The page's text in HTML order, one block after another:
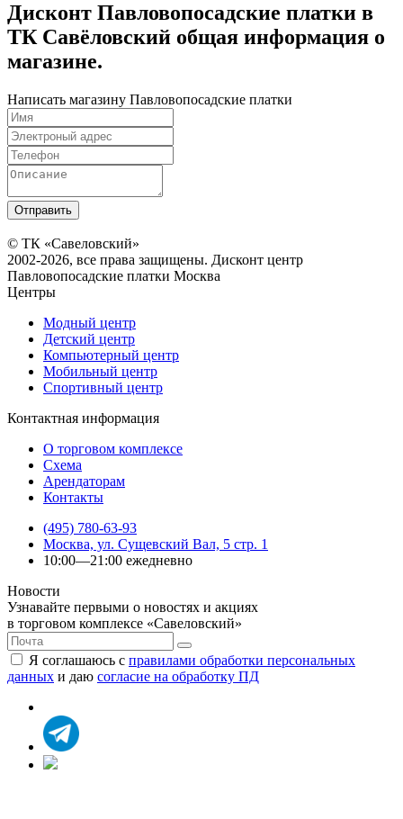
Дисконт Павловопосадские платки в
ТК Савёловский общая информация о
магазине.
Написать магазину Павловопосадские платки
© ТК «Савеловский»
2002-2026, все права защищены. Дисконт центр
Павловопосадские платки Москва
Центры
Модный центр
Детский центр
Компьютерный центр
Мобильный центр
Спортивный центр
Контактная информация
О торговом комплексе
Схема
Арендаторам
Контакты
(495) 780-63-93
Москва, ул. Сущевский Вал, 5 стр. 1
10:00—21:00 ежедневно
Новости
Узнавайте первыми о новостях и акциях
в торговом комплексе «Савеловский»
Я соглашаюсь с правилами обработки персональных
данных и даю согласие на обработку ПД